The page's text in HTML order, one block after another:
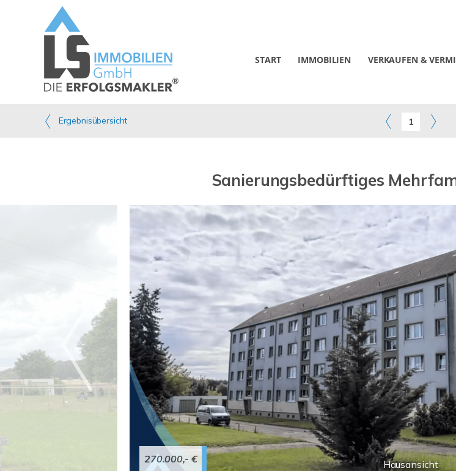
START IMMOBILIEN VERKAUFEN &
Ergebnisübersicht 1
Sanierungsbedürftiges
Hausansicht
270.000,- €